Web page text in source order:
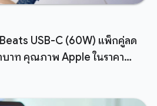
USB-C (60W) แพ็กคู่ลด
บาท คุณภาพ Apple ในราคา